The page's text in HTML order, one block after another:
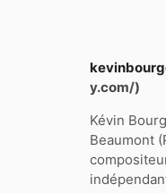
y.com/)
Kévin
Beaumont